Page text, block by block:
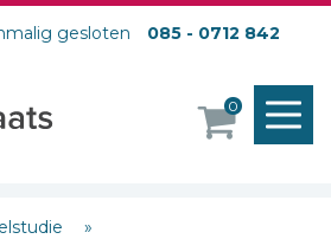
gesloten 085 - 0712 842
0